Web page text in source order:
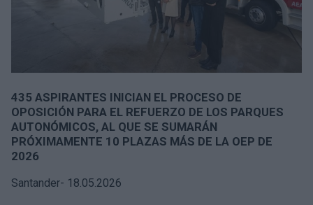
435 ASPIRANTES INICIAN EL PROCESO DE
OPOSICIÓN PARA EL REFUERZO DE LOS PARQUES
AUTONÓMICOS, AL QUE SE SUMARÁN
PRÓXIMAMENTE 10 PLAZAS MÁS DE LA OEP DE
2026
Santander- 18.05.2026